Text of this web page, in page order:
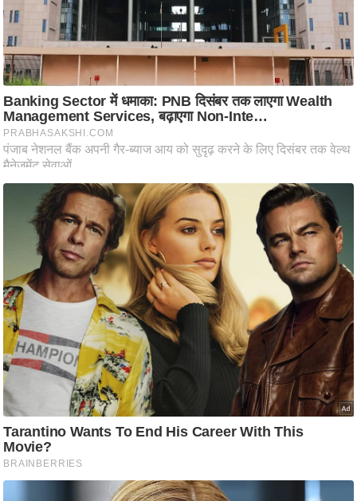
वि
ष
ण
स
म
सा
म
यि
मा
मि
स्तं
भ
ए
आ
र
.
आ